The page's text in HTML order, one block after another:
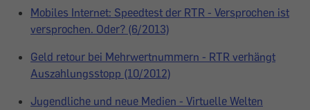
Mobiles Internet: Speedtest der RTR - Versprochen ist
versprochen. Oder? (6/2013)
Geld retour bei Mehrwertnummern - RTR verhängt
Auszahlungsstopp (10/2012)
Jugendliche und neue Medien - Virtuelle Welten